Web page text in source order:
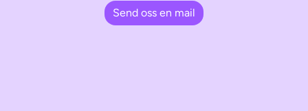
Send oss en mail